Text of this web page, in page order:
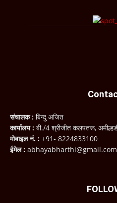
संचालक : बिन्दु अजित
कार्यालय : बी./4 श्रीजीत कलपतरू,
मोबाइल नं. : +91- 8224833100
ईमेल : abhayabharthi@gmail.com